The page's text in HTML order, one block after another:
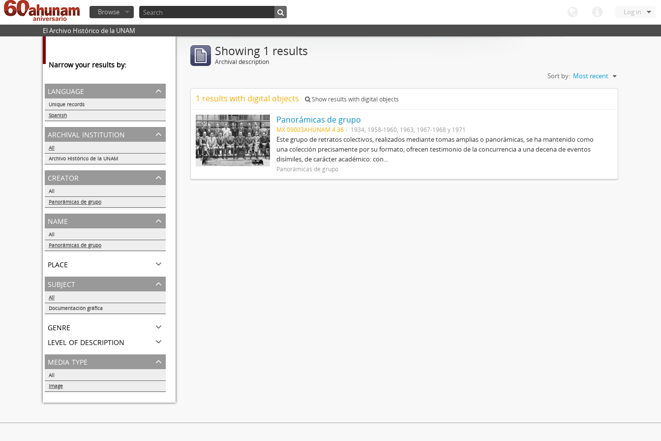
Log in
Browse
El Archivo Histórico de la UNAM
Narrow your results by:
language
Unique records
Spanish
1
archival institution
All
Archivo Histórico de la UNAM
1
creator
All
Panorámicas de grupo
1
name
All
Panorámicas de grupo
place
subject
All
Documentación gráfica
genre
level of description
media type
All
Image
Showing 1 results
Archival description
Sort by: Most recent
1 results with digital objects Show results with digital objects
Panorámicas de grupo
MX 09003AHUNAM 4.36 1934, 1958-1960, 1963, 1967-1968 y 1971
Este grupo de retratos colectivos, realizados mediante tomas amplias o panorámicas, se ha mantenido como
una colección precisamente por su formato; ofrecen testimonio de la concurrencia a una decena de eventos
disímiles, de carácter académico: con...
Panorámicas de grupo